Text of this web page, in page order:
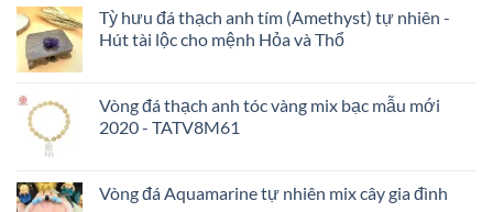
hạng5.00
5 sao
Tỳ hưu đá thạch anh tím (Amethyst) tự nhiên -
Hút tài lộc cho mệnh Hỏa và Thổ
Vòng đá thạch anh tóc vàng mix bạc mẫu mới
2020 - TATV8M61
Vòng đá Aquamarine tự nhiên mix cây gia đình